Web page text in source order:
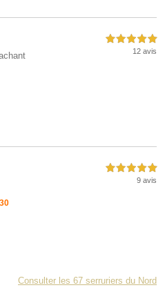
5,0 étoiles sur 5
12 avis
5,0 étoiles sur 5
9 avis
Consulter les 67 serruriers du Nord